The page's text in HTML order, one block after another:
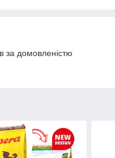
за домовленістю